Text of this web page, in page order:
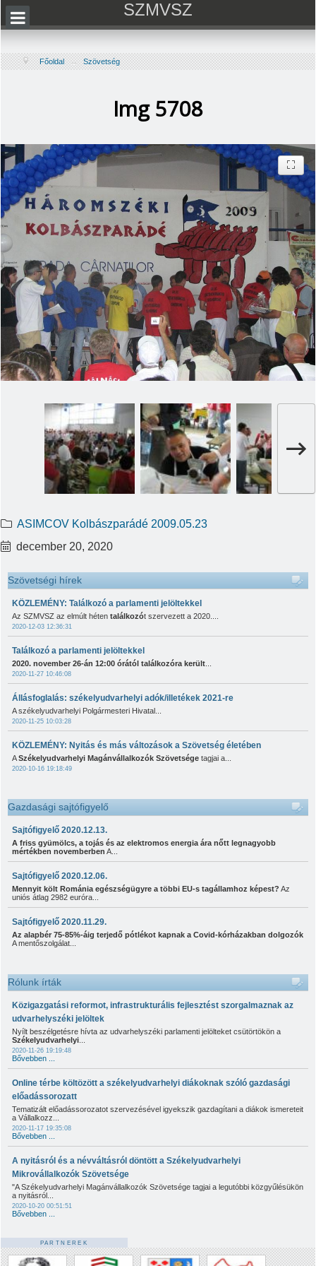
SZMVSZ
Főoldal → Szövetség
Img 5708
ASIMCOV Kolbászparádé 2009.05.23
december 20, 2020
Szövetségi hírek
KÖZLEMÉNY: Találkozó a parlamenti jelöltekkel
Az SZMVSZ az elmúlt héten találkozót szervezett a 2020....
2020-12-03 12:36:31
Találkozó a parlamenti jelöltekkel
2020. november 26-án 12:00 órától találkozóra került
2020-11-27 10:46:08
Állásfoglalás: székelyudvarhelyi adók/illetékek 2021-re
A székelyudvarhelyi Polgármesteri Hivatal...
2020-11-25 10:03:28
KÖZLEMÉNY: Nyitás és más változások a Szövetség életében
ASzékelyudvarhelyi Magánvállalkozók Szövetsége tagjai a...
2020-10-16 19:18:49
Gazdasági sajtófigyelő
Sajtófigyelő 2020.12.13.
A friss gyümölcs, a tojás és az elektromos energia ára nőtt legnagyobb
mértékben novemberben A...
Sajtófigyelő 2020.12.06.
Mennyit költ Románia egészségügyre a többi EU-s tagállamhoz képest? Az
uniós átlag 2982 euróra...
Sajtófigyelő 2020.11.29.
Az alapbér 75-85%-áig terjedő pótlékot kapnak a Covid-kórházakban dolgozók
A mentőszolgálat...
Rólunk írták
Közigazgatási reformot, infrastrukturális fejlesztést szorgalmaznak az
udvarhelyszéki jelöltek
Nyílt beszélgetésre hívta az udvarhelyszéki parlamenti jelölteket csütörtökön a
Székelyudvarhelyi
2020-11-26 19:19:48
Bővebben ...
Online térbe költözött a székelyudvarhelyi diákoknak szóló gazdasági
előadássorozatt
Tematizált előadássorozatot szervezésével igyekszik gazdagítani a diákok ismereteit
a Vállalkozz...
2020-11-17 19:35:08
Bővebben ...
A nyitásról és a névváltásról döntött a Székelyudvarhelyi
Mikrovállalkozók Szövetsége
"A Székelyudvarhelyi Magánvállalkozók Szövetsége tagjai a legutóbbi közgyűlésükön
a nyitásról...
2020-10-20 00:51:51
Bővebben ...
PARTNEREK